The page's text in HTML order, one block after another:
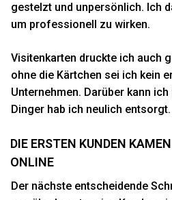
gestelzt und unpersönlich. Ich
um professionell zu wirken.
Visitenkarten druckte ich auch
ohne die Kärtchen sei ich kein
Unternehmen. Darüber kann
Dinger hab ich neulich entsorgt.
DIE ERSTEN KUNDEN
ONLINE
Der nächste entscheidende